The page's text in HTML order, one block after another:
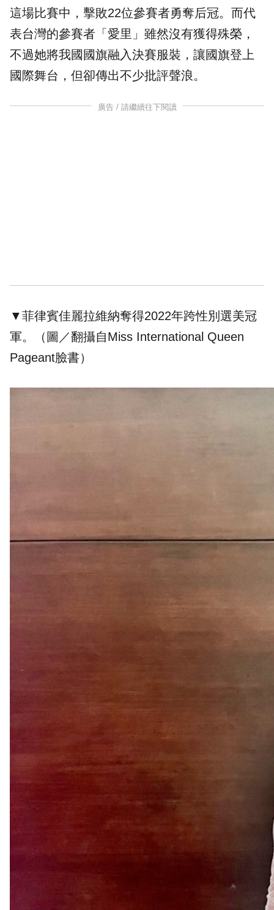
這場比賽中，擊敗22位參賽者勇奪后冠。而代
表台灣的參賽者「 愛里 」雖然沒有獲得殊榮，
不過她將我國 國旗融入決賽服裝，讓國旗登上
國際舞台，但卻傳出不少批評聲浪。
廣告 / 請繼續往下閱讀
▼菲律賓佳麗拉維納奪得2022年跨性別選美冠
軍。（圖／翻攝自Miss International Queen
Pageant臉書）